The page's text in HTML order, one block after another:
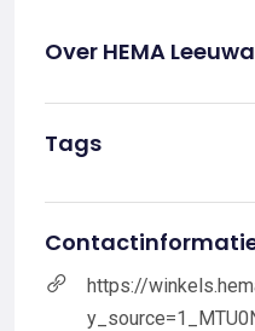
Over HEMA
Tags
https://